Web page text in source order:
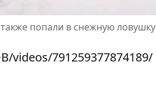
попали в снежную ловушку
videos/791259377874189/